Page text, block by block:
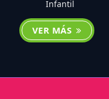
Infantil
VER MÁS